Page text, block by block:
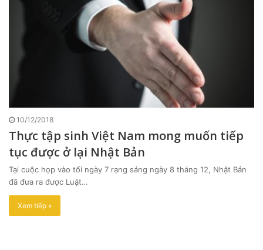
10/12/2018
Thực tập sinh Việt Nam mong muốn tiếp
tục được ở lại Nhật Bản
Tại cuộc họp vào tối ngày 7 rạng sáng ngày 8 tháng 12, Nhật Bản
đã đưa ra được Luật…
Xem tiếp »